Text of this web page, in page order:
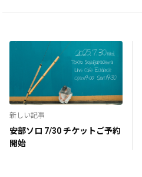
新しい記事
安部ソロ 7/30 チケットご予約
開始